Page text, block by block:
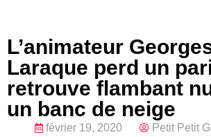
L’animateur
Laraque perd un
retrouve flambant
un banc de neige
février 19, 2020
Petit Petit